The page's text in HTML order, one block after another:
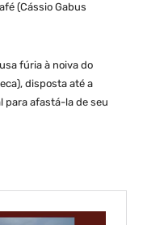
(Cássio Gabus
fúria à noiva do
disposta até a
para afastá-la de seu